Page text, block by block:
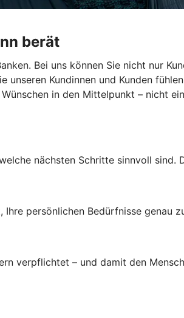
berät
Bei uns können Sie nicht nur
Kundinnen und Kunden
in den Mittelpunkt – nicht
nächsten Schritte sinnvoll sind.
persönlichen Bedürfnisse genau
verpflichtet – und damit den